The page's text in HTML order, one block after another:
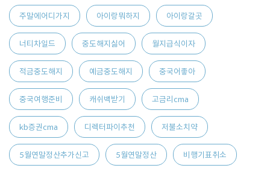
주말에어디가지 아이랑뭐하지 아이랑갈곳
너티차일드 중도해지싫어 월지급식이자
적금중도해지 예금중도해지 중국어좋아
중국여행준비 캐쉬백받기 고금리cma
kb증권cma 디렉터파이추천 저불소치약
5월연말정산추가신고 5월연말정산 비행기표취소